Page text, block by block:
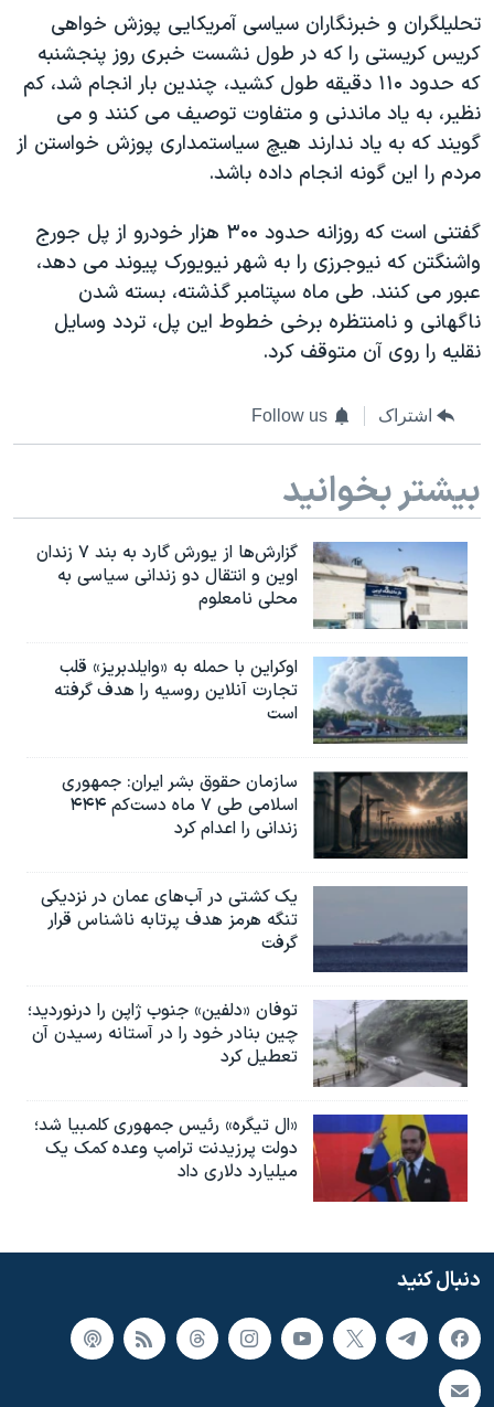
تحلیلگران و خبرنگاران سیاسی آمریکایی پوزش خواهی
کریس کریستی را که در طول نشست خبری روز پنجشنبه
که حدود ۱۱۰ دقیقه طول کشید، چندین بار انجام شد، کم
نظیر، به یاد ماندنی و متفاوت توصیف می کنند و می
گویند که به یاد ندارند هیچ سیاستمداری پوزش خواستن از
مردم را این گونه انجام داده باشد.
گفتنی است که روزانه حدود ۳۰۰ هزار خودرو از پل جورج
واشنگتن که نیوجرزی را به شهر نیویورک پیوند می دهد،
عبور می کنند. طی ماه سپتامبر گذشته، بسته شدن
ناگهانی و نامنتظره برخی خطوط این پل، تردد وسایل
نقلیه را روی آن متوقف کرد.
اشتراک Follow us
بیشتر بخوانید
گزارش‌ها از یورش گارد به بند ۷ زندان
اوین و انتقال دو زندانی سیاسی به
محلی نامعلوم
اوکراین با حمله به «وایلدبریز» قلب
تجارت آنلاین روسیه را هدف گرفته
است
سازمان حقوق بشر ایران: جمهوری
اسلامی طی ۷ ماه دست‌کم ۴۴۴
زندانی را اعدام کرد
یک کشتی در آب‌های عمان در نزدیکی
تنگه هرمز هدف پرتابه ناشناس قرار
گرفت
توفان «دلفین» جنوب ژاپن را درنوردید؛
چین بنادر خود را در آستانه رسیدن آن
تعطیل کرد
«ال تیگره» رئیس جمهوری کلمبیا شد؛
دولت پرزیدنت ترامپ وعده کمک یک
میلیارد دلاری داد
دنبال کنید